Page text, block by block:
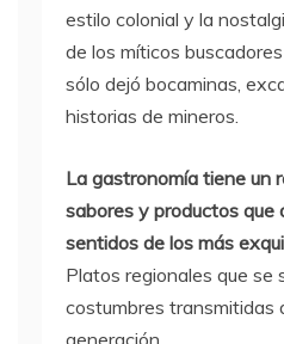
estilo colonial y la
de los míticos
sólo dejó bocaminas,
historias de mineros.
La gastronomía tiene un
sabores y productos que
sentidos de los más
Platos regionales que se
costumbres transmitidas
generación.